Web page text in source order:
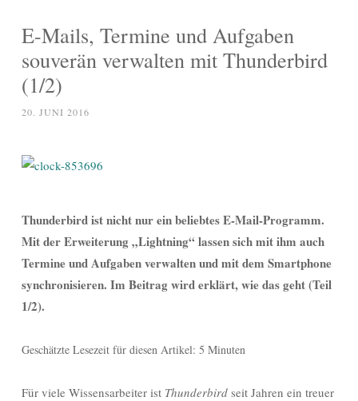
E-Mails, Termine und Aufgaben
souverän verwalten mit Thunderbird
(1/2)
20. JUNI 2016
Thunderbird ist nicht nur ein beliebtes E-Mail-Programm.
Mit der Erweiterung „Lightning“ lassen sich mit ihm auch
Termine und Aufgabenverwalten und mit dem Smartphone
synchronisieren. Im Beitrag wird erklärt, wie das geht (Teil
1/2).
Geschätzte Lesezeit für diesen Artikel: 5 Minuten
Für viele Wissensarbeiter ist Thunderbird seit Jahren ein treuer